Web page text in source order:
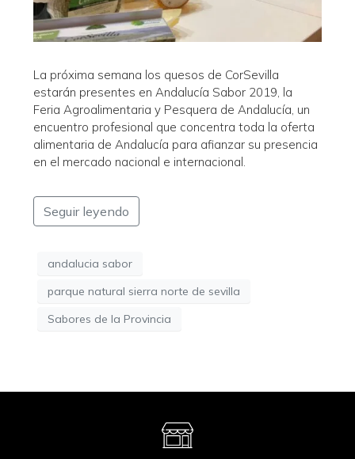
La próxima semana los quesos de CorSevilla
estarán presentes en Andalucía Sabor 2019, la
Feria Agroalimentaria y Pesquera de Andalucía, un
encuentro profesional que concentra toda la oferta
alimentaria de Andalucía para afianzar su presencia
en el mercado nacional e internacional.
Seguir leyendo
andalucia sabor
parque natural sierra norte de sevilla
Sabores de la Provincia